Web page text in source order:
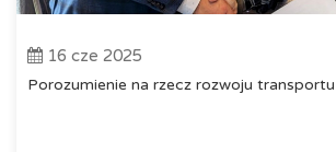
16 cze 2025
Porozumienie na rzecz rozwoju